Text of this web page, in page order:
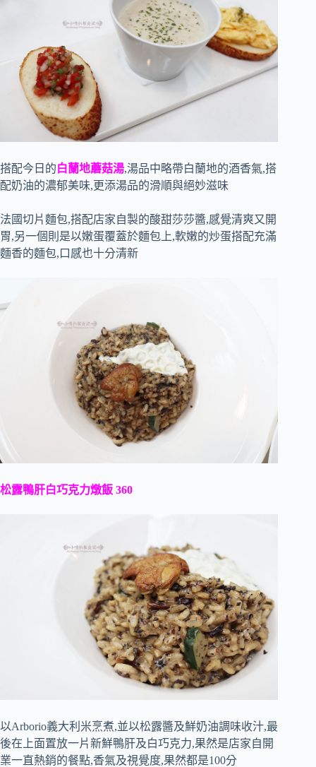
搭配今日的白蘭地蘑菇湯,湯品中略帶白蘭地的酒香氣,搭
配奶油的濃郁美味,更添湯品的滑順與絕妙滋味
法國切片麵包,搭配店家自製的酸甜莎莎醬,感覺清爽又開
胃,另一個則是以嫩蛋覆蓋於麵包上,軟嫩的炒蛋搭配充滿
麵香的麵包,口感也十分清新
松露鴨肝白巧克力燉飯 360
以Arborio義大利米烹煮,並以松露醬及鮮奶油調味收汁,最
後在上面置放一片新鮮鴨肝及白巧克力,果然是店家自開
業一直熱銷的餐點,香氣及視覺度,果然都是100分